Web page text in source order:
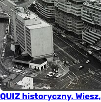
QUIZ historyczny.